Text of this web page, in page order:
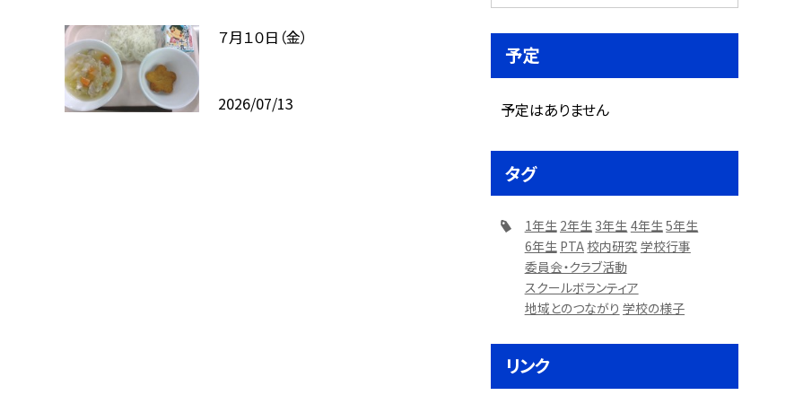
７月１０日（金）
2026/07/13
予定
予定はありません
タグ
1年生 2年生 3年生 4年生 5年生
6年生 PTA 校内研究 学校行事
委員会・クラブ活動
スクールボランティア
地域とのつながり 学校の様子
リンク